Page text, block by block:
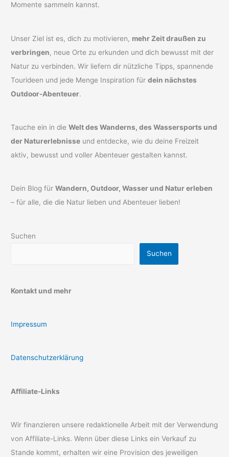
Momente sammeln kannst.
Unser Ziel ist es, dich zu motivieren, mehr Zeit draußen zu
verbringen, neue Orte zu erkunden und dich bewusst mit der
Natur zu verbinden. Wir liefern dir nützliche Tipps, spannende
Tourideen und jede Menge Inspiration fürdein nächstes
Outdoor-Abenteuer.
Tauche ein in dieWelt des Wanderns, des Wassersports und
der Naturerlebnisse und entdecke, wie du deine Freizeit
aktiv, bewusst und voller Abenteuer gestalten kannst.
Dein Blog fürWandern, Outdoor, Wasser und Natur erleben
– für alle, die die Natur lieben und Abenteuer lieben!
Suchen
Suchen
Kontakt und mehr
Impressum
Datenschutzerklärung
Affiliate-Links
Wir finanzieren unsere redaktionelle Arbeit mit der Verwendung
von Affiliate-Links. Wenn über diese Links ein Verkauf zu
Stande kommt, erhalten wir eine Provision des jeweiligen